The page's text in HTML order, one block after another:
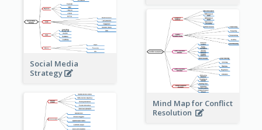
Social Media
Strategy
Mind Map for Conflict
Resolution